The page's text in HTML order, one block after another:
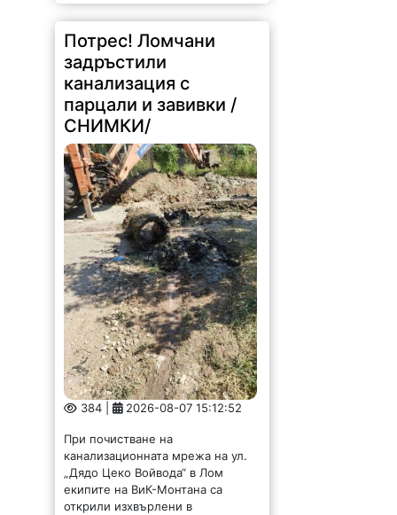
Потрес! Ломчани
задръстили
канализация с
парцали и завивки /
СНИМКИ/
384 | 2026-08-07 15:12:52
При почистване на
канализационната мрежа на ул.
„Дядо Цеко Войвода“ в Лом
екипите на ВиК-Монтана са
открили изхвърлени в